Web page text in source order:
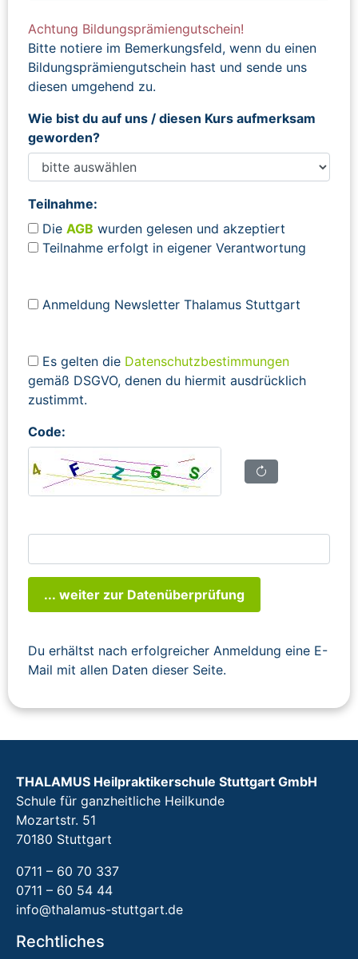
Achtung Bildungsprämiengutschein!
Bitte notiere im Bemerkungsfeld, wenn du einen
Bildungsprämiengutschein hast und sende uns
diesen umgehend zu.
Wie bist du auf uns / diesen Kurs aufmerksam
geworden?
Teilnahme:
Die AGB wurden gelesen und akzeptiert
Teilnahme erfolgt in eigener Verantwortung
Anmeldung Newsletter Thalamus Stuttgart
Es gelten die Datenschutzbestimmungen
gemäß DSGVO, denen du hiermit ausdrücklich
zustimmt.
Code:
... weiter zur Datenüberprüfung
Du erhältst nach erfolgreicher Anmeldung eine E-
Mail mit allen Daten dieser Seite.
THALAMUS Heilpraktikerschule Stuttgart GmbH
Schule für ganzheitliche Heilkunde
Mozartstr. 51
70180 Stuttgart
0711 – 60 70 337
0711 – 60 54 44
info@thalamus-stuttgart.de
Rechtliches